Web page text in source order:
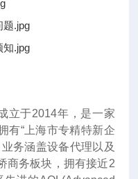
立于2014年 ， 是一家
有“上海市专精特新企
务涵盖设备代理以及
商务板块，拥有接近2